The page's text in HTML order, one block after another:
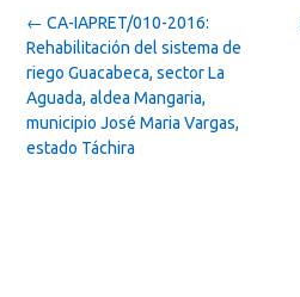
Post
navigation
← CA-IAPRET/010-2016:
Rehabilitación del sistema de
riego Guacabeca, sector La
Aguada, aldea Mangaria,
municipio José Maria Vargas,
estado Táchira